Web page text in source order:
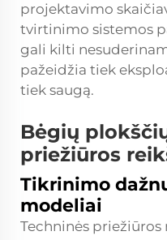
projektavimo
tvirtinimo sistemos
gali kilti
pažeidžia tiek
tiek saugą.
Bėgių
priežiūros
Tikrinimo
modeliai
Techninės priežiūros